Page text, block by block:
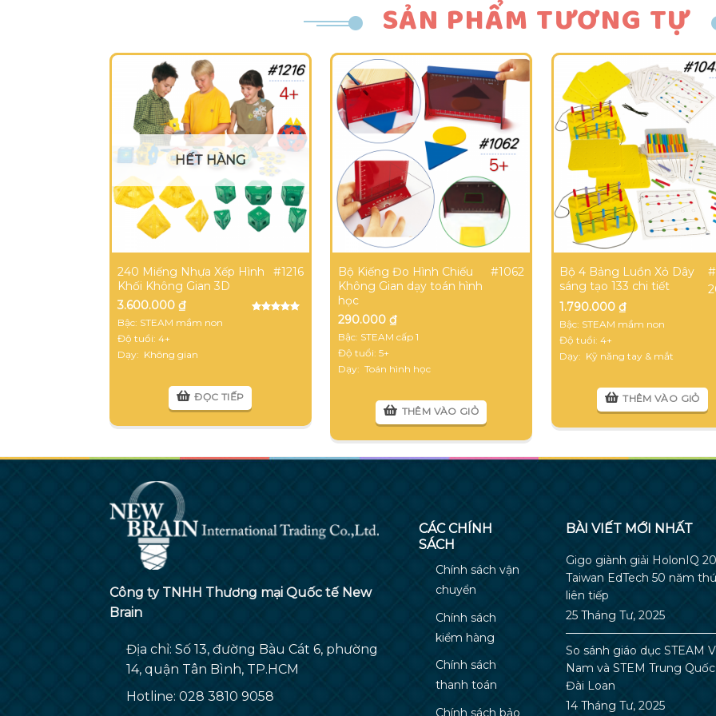
SẢN PHẨM TƯƠNG TỰ
HẾT HÀNG
240 Miếng Nhựa Xếp Hình
Khối Không Gian 3D
#1216
3.600.000 ₫
Bậc: STEAM mầm non
Độ tuổi: 4+
Dạy: Không gian
ĐỌC TIẾP
Bộ Kiếng Đo Hình Chiếu
Không Gian dạy toán hình
học
#1062
290.000₫
Bậc: STEAM cấp 1
Độ tuổi: 5+
Dạy: Toán hình học
THÊM VÀO GIỎ
Bộ 4 Bảng Luồn Xỏ Dây
sáng tạo 133 chi tiết
1.790.000 ₫
Bậc: STEAM mầm non
Độ tuổi: 4+
Dạy: Kỹ năng tay & mắt
THÊM VÀO GIỎ
Công ty TNHH Thương mại Quốc tế New
Brain
Địa chỉ: Số 13, đường Bàu Cát 6, phường
14, quận Tân Bình, TP.HCM
Hotline: 028 3810 9058
CÁC CHÍNH
SÁCH
Chính sách vận
chuyển
Chính sách
kiểm hàng
Chính sách
thanh toán
Chính sách bảo
BÀI VIẾT MỚI NHẤT
Gigo giành giải HolonIQ
Taiwan EdTech 50 năm
liên tiếp
25 Tháng Tư, 2025
So sánh giáo dục STEAM
Nam và STEM Trung
Đài Loan
14 Tháng Tư, 2025